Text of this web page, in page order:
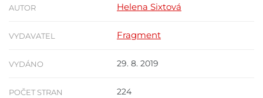
AUTOR Helena Sixtová
VYDAVATEL Fragment
VYDÁNO 29. 8. 2019
POČET STRAN 224